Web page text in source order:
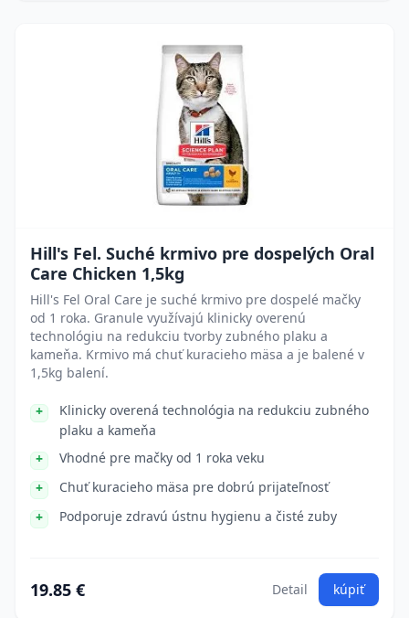
Hill's Fel. Suché krmivo pre dospelých Oral
Care Chicken 1,5kg
Hill's Fel Oral Care je suché krmivo pre dospelé mačky
od 1 roka. Granule využívajú klinicky overenú
technológiu na redukciu tvorby zubného plaku a
kameňa. Krmivo má chuť kuracieho mäsa a je balené v
1,5kg balení.
Klinicky overená technológia na redukciu zubného
plaku a kameňa
Vhodné pre mačky od 1 roka veku
Chuť kuracieho mäsa pre dobrú prijateľnosť
Podporuje zdravú ústnu hygienu a čisté zuby
19.85 € Detail kúpiť